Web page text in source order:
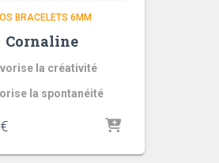
BRACELETS 6MM
Cornaline
la créativité
la spontanéité
€